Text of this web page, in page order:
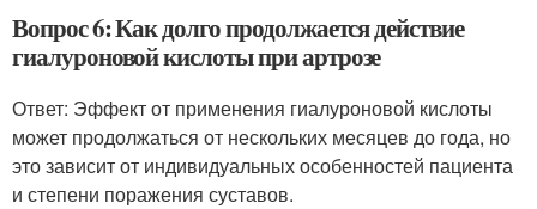
Вопрос 6: Как долго продолжается действие
гиалуроновой кислоты при артрозе
Ответ: Эффект от применения гиалуроновой кислоты
может продолжаться от нескольких месяцев до года, но
это зависит от индивидуальных особенностей пациента
и степени поражения суставов.